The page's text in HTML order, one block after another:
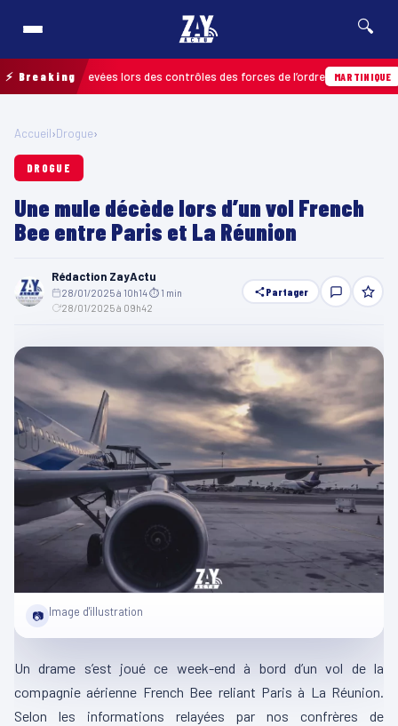
🔍
⚡ Breakingrelevées lors des contrôles des forces de l’ordre MARTINIQUE 04/
Accueil›Drogue›
DROGUE
Une mule décède lors d’un vol French
Bee entre Paris et La Réunion
Rédaction ZayActu
28/01/2025 à 10h14⏱ 1 min
28/01/2025 à 09h42
Partager
📷 Image d'illustration
Un drame s’est joué ce week-end à bord d’un vol de la
compagnie aérienne French Bee reliant Paris à La Réunion.
Selon les informations relayées par nos confrères de